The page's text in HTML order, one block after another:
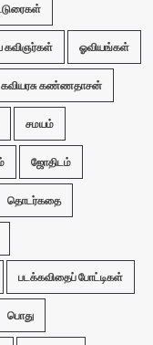
ஓவியங்கள்
கவியரசு கண்ணதாசன்
சமயம்
ஜோதிடம்
தொடர்கதை
படக்கவிதைப் போட்டிகள்
பொது